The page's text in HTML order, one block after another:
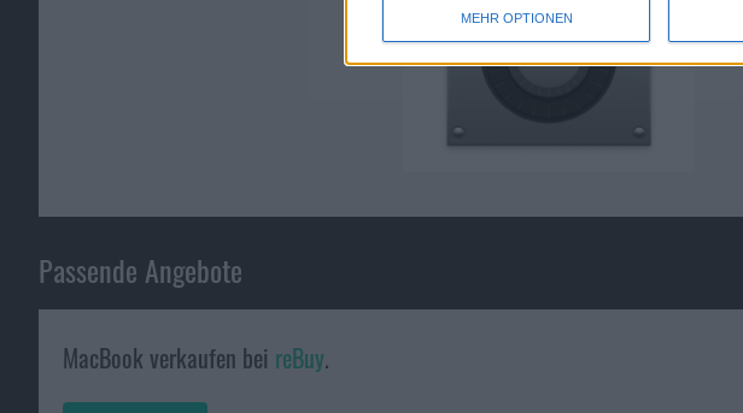
MEHR OPTIONEN
Passende Angebote
MacBook verkaufen bei reBuy.